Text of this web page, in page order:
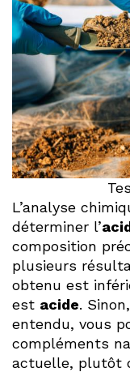
L’analyse
déterminer l’
composition
plusieurs
obtenu est
est acide.
entendu, vous
compléments
actuelle, plutôt